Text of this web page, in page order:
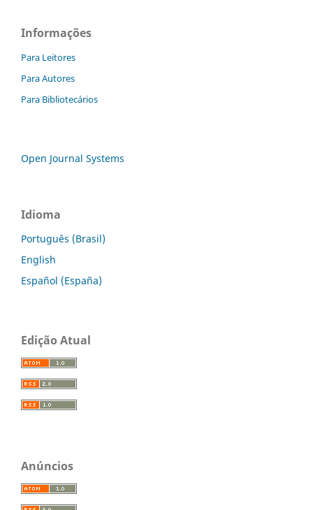
Informações
Para Leitores
Para Autores
Para Bibliotecários
Open Journal Systems
Idioma
Português (Brasil)
English
Español (España)
Edição Atual
Anúncios